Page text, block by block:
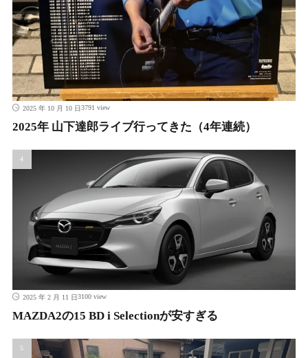
2025 年 10 月 10 日3791 view
2025年 山下達郎ライブ行ってきた（4年連続）
2025 年 2 月 11 日3100 view
MAZDA2の15 BD i Selectionが安すぎる